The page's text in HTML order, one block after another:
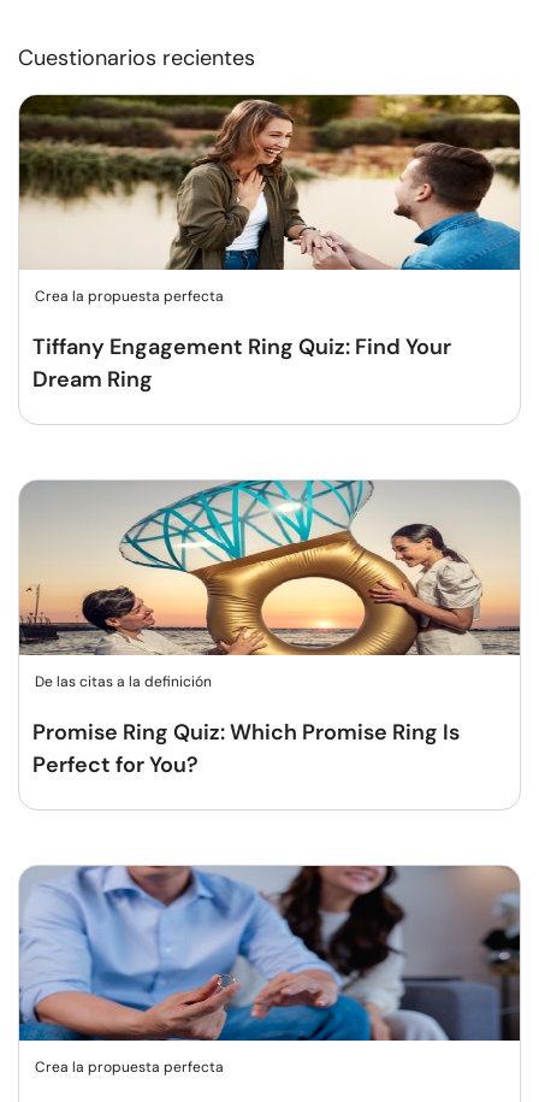
Cuestionarios recientes
Crea la propuesta perfecta
Tiffany Engagement Ring Quiz: Find Your
Dream Ring
De las citas a la definición
Promise Ring Quiz: Which Promise Ring Is
Perfect for You?
Crea la propuesta perfecta